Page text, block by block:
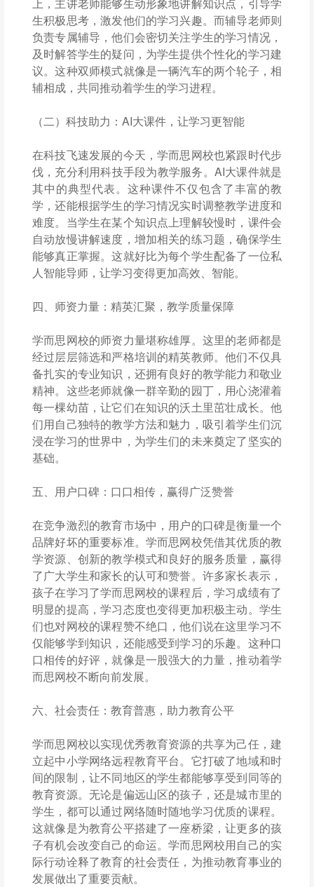
生积极思考，激发他们的学习兴趣。而辅导老师则
负责专属辅导，他们会密切关注学生的学习情况，
及时解答学生的疑问，为学生提供个性化的学习建
议。这种双师模式就像是一辆汽车的两个轮子，相
辅相成，共同推动着学生的学习进程。
（二）科技助力：AI大课件，让学习更智能
在科技飞速发展的今天，学而思网校也紧跟时代步
伐，充分利用科技手段为教学服务。AI大课件就是
其中的典型代表。这种课件不仅包含了丰富的教
学，还能根据学生的学习情况实时调整教学进度和
难度。当学生在某个知识点上理解较慢时，课件会
自动放慢讲解速度，增加相关的练习题，确保学生
能够真正掌握。这就好比为每个学生配备了一位私
人智能导师，让学习变得更加高效、智能。
四、师资力量：精英汇聚，教学质量保障
学而思网校的师资力量堪称雄厚。这里的老师都是
经过层层筛选和严格培训的精英教师。他们不仅具
备扎实的专业知识，还拥有良好的教学能力和敬业
精神。这些老师就像一群辛勤的园丁，用心浇灌着
每一棵幼苗，让它们在知识的沃土里茁壮成长。他
们用自己独特的教学方法和魅力，吸引着学生们沉
浸在学习的世界中，为学生们的未来奠定了坚实的
基础。
五、用户口碑：口口相传，赢得广泛赞誉
在竞争激烈的教育市场中，用户的口碑是衡量一个
品牌好坏的重要标准。学而思网校凭借其优质的教
学资源、创新的教学模式和良好的服务质量，赢得
了广大学生和家长的认可和赞誉。许多家长表示，
孩子在学习了学而思网校的课程后，学习成绩有了
明显的提高，学习态度也变得更加积极主动。学生
们也对网校的课程赞不绝口，他们说在这里学习不
仅能够学到知识，还能感受到学习的乐趣。这种口
口相传的好评，就像是一股强大的力量，推动着学
而思网校不断向前发展。
六、社会责任：教育普惠，助力教育公平
学而思网校以实现优秀教育资源的共享为己任，建
立起中小学网络远程教育平台。它打破了地域和时
间的限制，让不同地区的学生都能够享受到同等的
教育资源。无论是偏远山区的孩子，还是城市里的
学生，都可以通过网络随时随地学习优质的课程。
这就像是为教育公平搭建了一座桥梁，让更多的孩
子有机会改变自己的命运。学而思网校用自己的实
际行动诠释了教育的社会责任，为推动教育事业的
发展做出了重要贡献。